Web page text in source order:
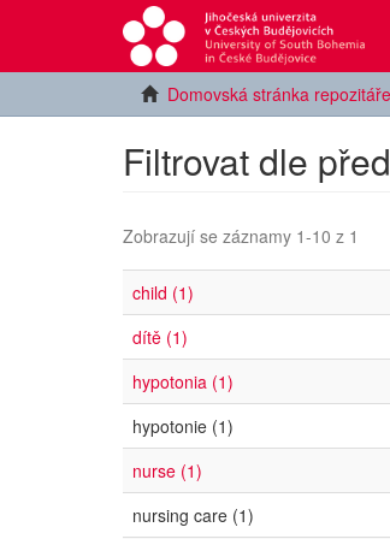
Domovská stránka
Filtrovat dle
Zobrazují se záznamy 1-10 z 1
child (1)
dítě (1)
hypotonia (1)
hypotonie (1)
nurse (1)
nursing care (1)